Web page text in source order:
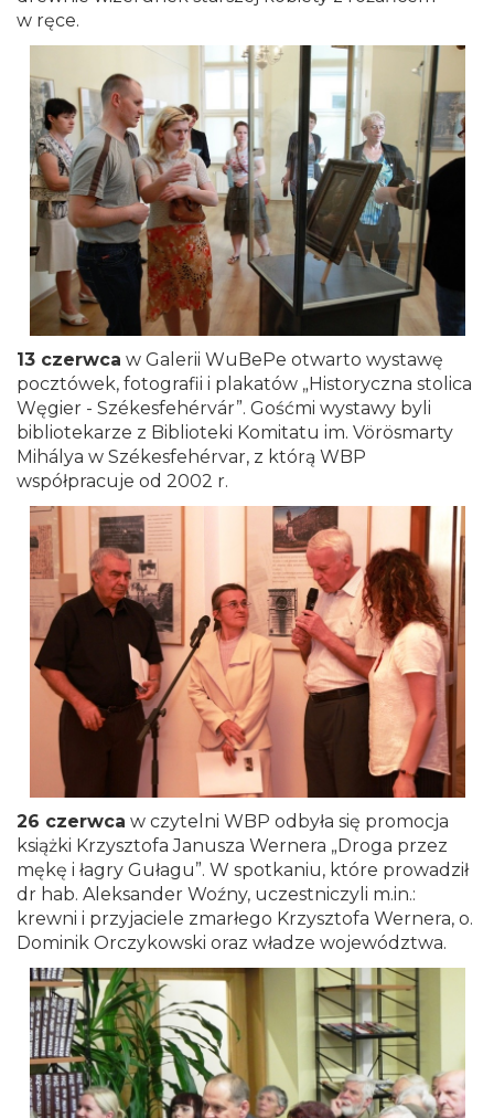
w ręce.
13 czerwca w Galerii WuBePe otwarto wystawę
pocztówek, fotografii i plakatów „Historyczna stolica
Węgier - Székesfehérvár”. Gośćmi wystawy byli
bibliotekarze z Biblioteki Komitatu im. Vörösmarty
Mihálya w Székesfehérvar, z którą WBP
współpracuje od 2002 r.
26 czerwca w czytelni WBP odbyła się promocja
książki Krzysztofa Janusza Wernera „Droga przez
mękę i łagry Gułagu”. W spotkaniu, które prowadził
dr hab. Aleksander Woźny, uczestniczyli m.in.:
krewni i przyjaciele zmarłego Krzysztofa Wernera, o.
Dominik Orczykowski oraz władze województwa.